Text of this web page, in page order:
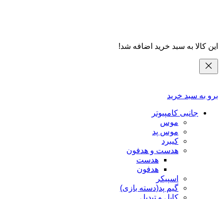
این کالا به سبد خرید اضافه شد!
برو به سبد خرید
جانبی کامپیوتر
موس
موس پد
کیبرد
هدست و هدفون
هدست
هدفون
اسپیکر
گیم پد(دسته بازی)
کابل و تبدیل